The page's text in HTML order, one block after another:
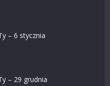
– 6 stycznia
– 29 grudnia